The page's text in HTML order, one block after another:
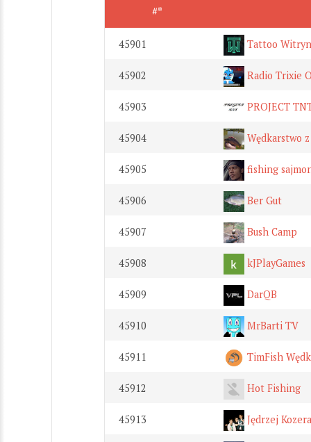
#*
45901 Tattoo
45902 Radio Trixie
45903 PROJECT
45904 Wędkarstwo
45905 fishing
45906 Ber Gut
45907 Bush Camp
45908 kJPlayGames
45909 DarQB
45910 MrBarti TV
45911 TimFish
45912 Hot Fishing
45913 Jędrzej Kozera